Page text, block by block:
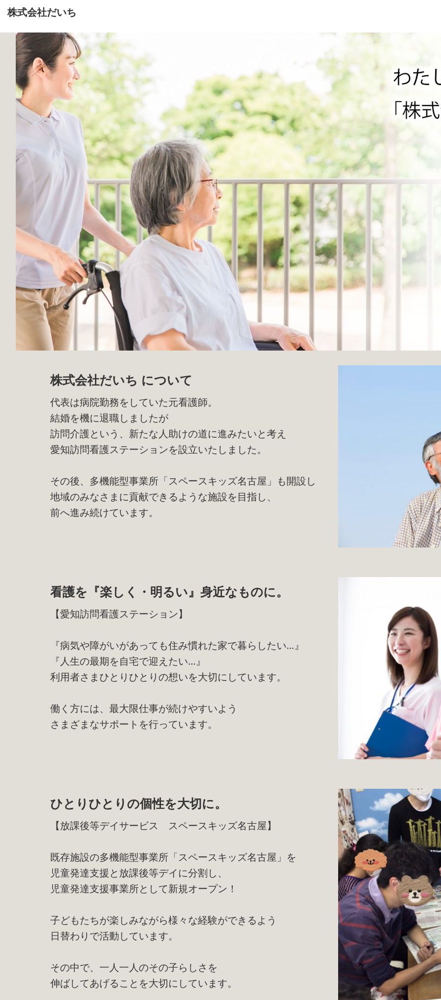
株式会社だいち
株式会社だいち について
代表は病院勤務をしていた元看護師。
結婚を機に退職しましたが
訪問介護という、新たな人助けの道に進みたいと考え
愛知訪問看護ステーションを設立いたしました。
その後、多機能型事業所「スペースキッズ名古屋」も開設し
地域のみなさまに貢献できるような施設を目指し、
前へ進み続けています。
看護を『楽しく・明るい』身近なものに。
【愛知訪問看護ステーション】
『病気や障がいがあっても住み慣れた家で暮らしたい…』
『人生の最期を自宅で迎えたい…』
利用者さまひとりひとりの想いを大切にしています。
働く方には、最大限仕事が続けやすいよう
さまざまなサポートを行っています。
ひとりひとりの個性を大切に。
【放課後等デイサービス スペースキッズ名古屋】
既存施設の多機能型事業所「スペースキッズ名古屋」を
児童発達支援と放課後等デイに分割し、
児童発達支援事業所として新規オープン！
子どもたちが楽しみながら様々な経験ができるよう
日替わりで活動しています。
その中で、一人一人のその子らしさを
伸ばしてあげることを大切にしています。